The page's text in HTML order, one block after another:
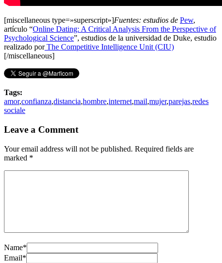
[miscellaneous type=»superscript»]Fuentes: estudios de Pew,
artículo “Online Dating: A Critical Analysis From the Perspective of
Psychological Science”, estudios de la universidad de Duke, estudio
realizado porThe Competitive Intelligence Unit (CIU)
[/miscellaneous]
Tags:
amor,confianza,distancia,hombre,internet,mail,mujer,parejas,redes
sociale
Leave a Comment
Your email address will not be published. Required fields are
marked *
Name*
Email*